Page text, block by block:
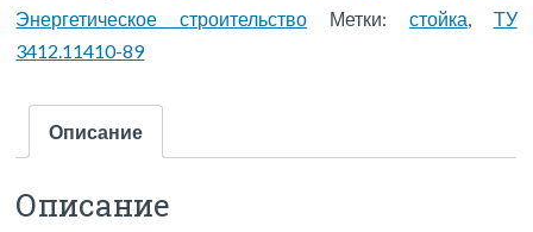
Энергетическое строительство
Метки: стойка, ТУ
3412.11410-89
Описание
Описание